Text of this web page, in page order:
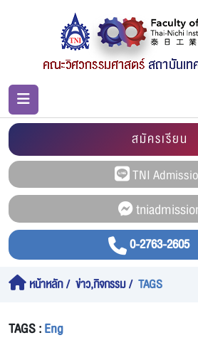
0-2763-2605
สมัครเรียน
หน้าหลัก ข่าว,กิจกรรม TAGS
TAGS :Eng